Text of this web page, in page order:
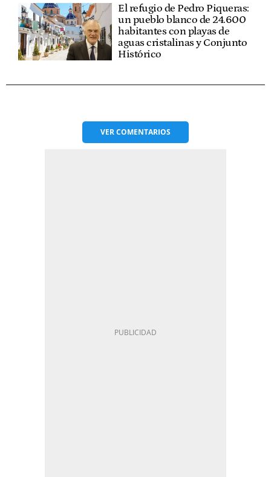
El refugio de Pedro Piqueras:
un pueblo blanco de 24.600
habitantes con playas de
aguas cristalinas y Conjunto
Histórico
VERCOMENTARIOS